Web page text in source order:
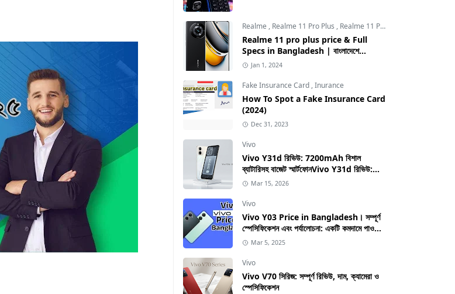
Realme , Realme 11 Pro Plus , Realme 11 Pro Plus price in Bangladesh
Realme 11 pro plus price & Full
Specs in Bangladesh | বাংলাদেশে
Realme 11 pro plus এর দাম
Jan 1, 2024
Fake Insurance Card ,Inurance
How To Spot a Fake Insurance Card
(2024)
Dec 31, 2023
Vivo
Vivo Y31d রিভিউ: 7200mAh বিশাল
ব্যাটারিসহ বাজেট স্মার্টফোনVivo Y31d রিভিউ:
7200mAh বিশাল ব্যাটারিসহ বাজেট স্মার্টফোন
Mar 15, 2026
Vivo
Vivo Y03 Price in Bangladesh। সম্পূর্ণ
স্পেসিফিকেশন এবং পর্যালোচনা: একটি কমদামে পাওয়া
স্মার্টফোনের সম্পূর্ণ গাইড
Mar 5, 2025
Vivo
Vivo V70 সিরিজ: সম্পূর্ণ রিভিউ, দাম, ক্যামেরা ও
স্পেসিফিকেশন